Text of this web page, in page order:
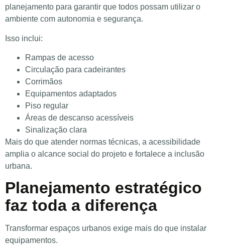
planejamento para garantir que todos possam utilizar o
ambiente com autonomia e segurança.
Isso inclui:
Rampas de acesso
Circulação para cadeirantes
Corrimãos
Equipamentos adaptados
Piso regular
Áreas de descanso acessíveis
Sinalização clara
Mais do que atender normas técnicas, a acessibilidade
amplia o alcance social do projeto e fortalece a inclusão
urbana.
Planejamento estratégico
faz toda a diferença
Transformar espaços urbanos exige mais do que instalar
equipamentos.